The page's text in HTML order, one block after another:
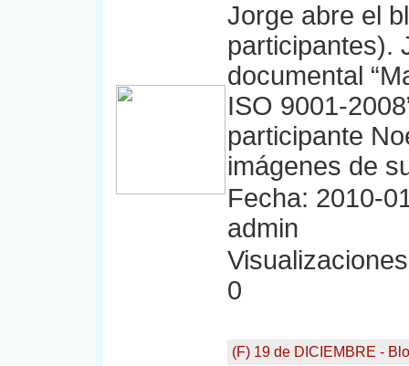
Jorge abre el
participantes).
documental
ISO 9001-
participante
imágenes de
Fecha: 2010-
admin
0
(F) 19 de DICIEMBRE -